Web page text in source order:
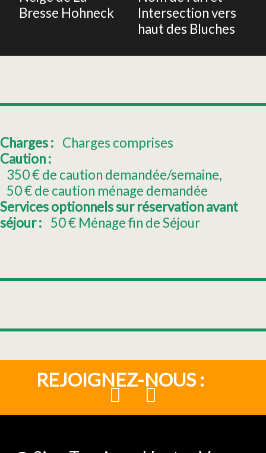
Bresse Hohneck
Intersection vers
haut des Bluches
Charges : Charges comprises
Caution :
350€ de caution demandée/semaine
50€ de caution ménage demandée
Services optionnels sur réservation avant
séjour : 50€ Ménage fin de Séjour
REJOIGNEZ-NOUS :